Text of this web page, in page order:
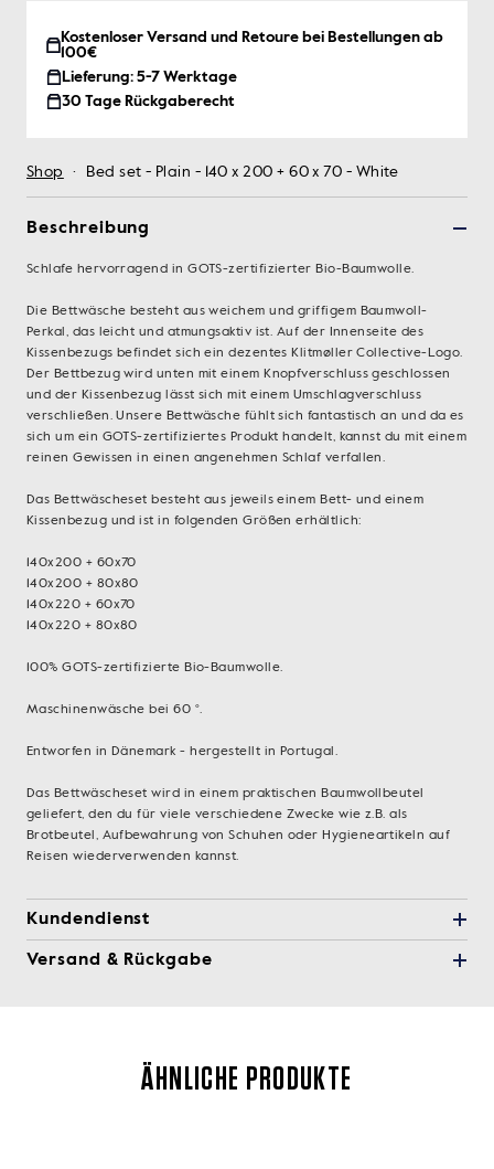
Kostenloser Versand und Retoure bei Bestellungen ab
100€
Lieferung: 5-7 Werktage
30 Tage Rückgaberecht
Shop · Bed set - Plain - 140 x 200 + 60 x 70 - White
Beschreibung
Schlafe hervorragend in GOTS-zertifizierter Bio-Baumwolle.
Die Bettwäsche besteht aus weichem und griffigem Baumwoll-
Perkal, das leicht und atmungsaktiv ist. Auf der Innenseite des
Kissenbezugs befindet sich ein dezentes Klitmøller Collective-Logo.
Der Bettbezug wird unten mit einem Knopfverschluss geschlossen
und der Kissenbezug lässt sich mit einem Umschlagverschluss
verschließen. Unsere Bettwäsche fühlt sich fantastisch an und da es
sich um ein GOTS-zertifiziertes Produkt handelt, kannst du mit einem
reinen Gewissen in einen angenehmen Schlaf verfallen.
Das Bettwäscheset besteht aus jeweils einem Bett- und einem
Kissenbezug und ist in folgenden Größen erhältlich:
140x200 + 60x70
140x200 + 80x80
140x220 + 60x70
140x220 + 80x80
100% GOTS-zertifizierte Bio-Baumwolle.
Maschinenwäsche bei 60 °.
Entworfen in Dänemark - hergestellt in Portugal.
Das Bettwäscheset wird in einem praktischen Baumwollbeutel
geliefert, den du für viele verschiedene Zwecke wie z.B. als
Brotbeutel, Aufbewahrung von Schuhen oder Hygieneartikeln auf
Reisen wiederverwenden kannst.
Kundendienst
Versand & Rückgabe
ÄHNLICHE PRODUKTE